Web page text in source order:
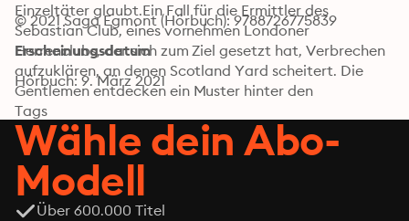
Einzeltäter glaubt.Ein Fall für die Ermittler des
Sebastian Club, eines vornehmen Londoner
Herrenclubs, der sich zum Ziel gesetzt hat, Verbrechen
aufzuklären, an denen Scotland Yard scheitert. Die
Gentlemen entdecken ein Muster hinter den
Gräueltaten: Um an ein wertvolles Juwel zu gelangen,
setzt der Täter mittelalterliche Foltermethoden ein.Für
die Detektive ist die Sache klar: Der Mörder muss
schnellstens zur Strecke gebracht werden. Um jeden
Preis. Auch mit Hilfe einer schlauen jungen Frau, die sich
als Mann verkleidet, um ermitteln zu dürfen.-
© 2021 Saga Egmont (Hörbuch): 9788726775839
Erscheinungsdatum
Hörbuch: 9. März 2021
Tags
Wähle dein Abo-
Modell
Über 600.000 Titel